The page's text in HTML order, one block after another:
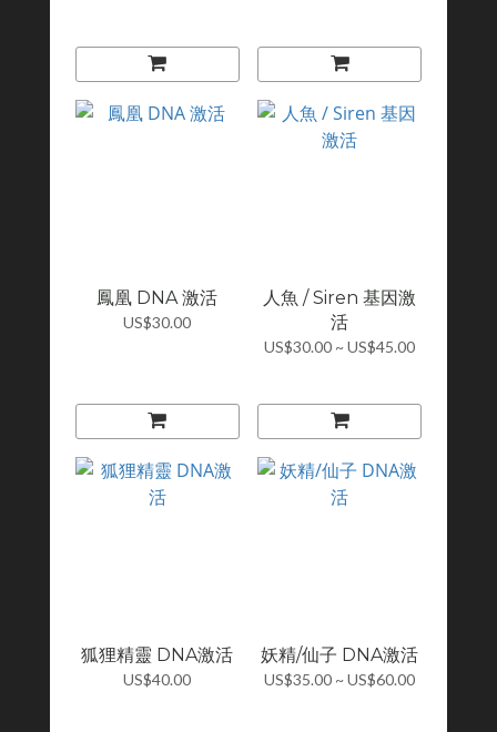
鳳凰 DNA 激活
US$30.00
人魚 / Siren 基因激
活
US$30.00 ~ US$45.00
狐狸精靈 DNA激活
US$40.00
妖精/仙子 DNA激活
US$35.00 ~ US$60.00